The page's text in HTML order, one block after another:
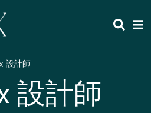
HEADING 2
設計師
設計師